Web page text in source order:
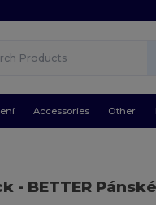
Accessories Other
- BETTER